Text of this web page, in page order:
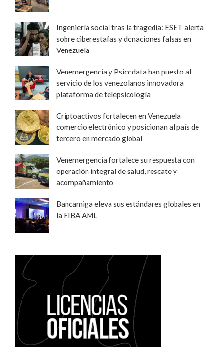
Ingeniería social tras la tragedia: ESET alerta
sobre ciberestafas y donaciones falsas en
Venezuela
Venemergencia y Psicodata han puesto al
servicio de los venezolanos innovadora
plataforma de telepsicología
Criptoactivos fortalecen en Venezuela
comercio electrónico y posicionan al país de
tercero en mercado global
Venemergencia fortalece su respuesta con
operación integral de salud, rescate y
acompañamiento
Bancamiga eleva sus estándares globales en
la FIBA AML